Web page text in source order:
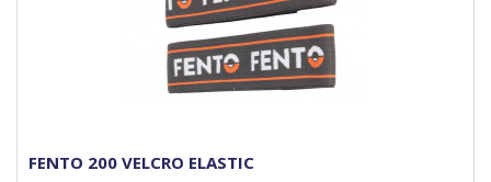
FENTO 200 VELCRO ELASTIC